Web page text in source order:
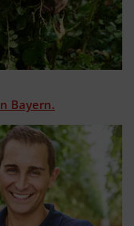
Bayern.